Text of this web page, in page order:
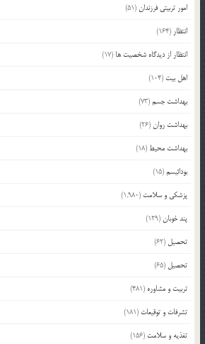
امور تربیتی فرزندان(51)
انتظار (164)
انتظار از دیدگاه شخصیت ها (17)
اهل بیت (104)
بهداشت جسم(73)
بهداشت روان(26)
بهداشت محیط (18)
بودائیسم(15)
پزشکی و سلامت (1,980)
پند خوبان(129)
تحصیل (62)
تحصیل (65)
تربیت و مشاوره (481)
تشرفات و توقیعات (181)
تغذیه و سلامت (156)